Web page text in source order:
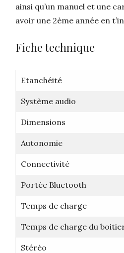
ainsi qu’un manuel et une
avoir une 2ème année en
Fiche technique
Etanchéité
Système audio
Dimensions
Autonomie
Connectivité
Portée Bluetooth
Temps de charge
Temps de charge du
Stéréo